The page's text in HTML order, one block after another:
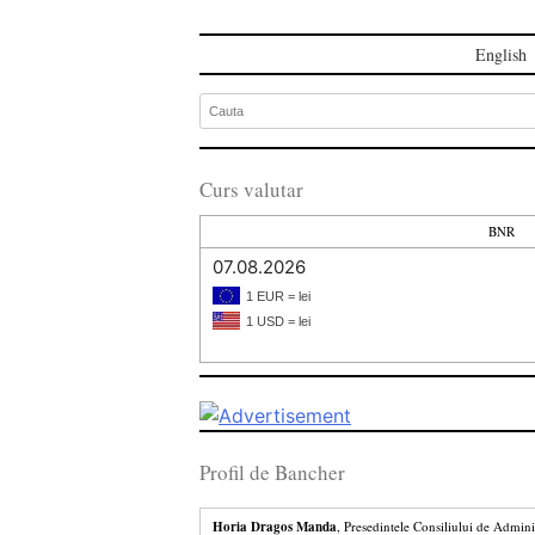
English
Curs valutar
BNR
07.08.2026
1 EUR = lei
1 USD = lei
Profil de Bancher
Horia Dragos Manda , Presedintele Consiliului de